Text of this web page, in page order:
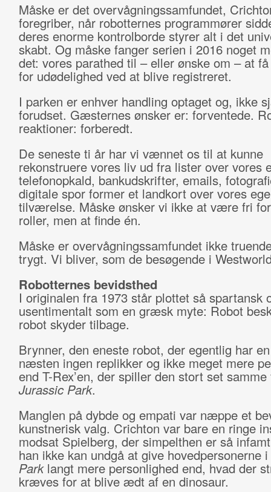
Måske er det overvågningssamfundet,
foregriber, når robotternes programmører
deres enorme kontrolborde styrer alt i det
skabt. Og måske fanger serien i 2016 noget
det: vores parathed til – eller ønske om – at
for udødelighed ved at blive registreret.
I parken er enhver handling optaget og, ikke
forudset. Gæsternes ønsker er: forventede.
reaktioner: forberedt.
De seneste ti år har vi vænnet os til at kunne
rekonstruere vores liv ud fra lister over vores
telefonopkald, bankudskrifter, emails,
digitale spor former et landkort over vores
tilværelse. Måske ønsker vi ikke at være fri
roller, men at finde én.
Måske er overvågningssamfundet ikke
trygt. Vi bliver, som de besøgende i
Robotternes bevidsthed
I originalen fra 1973 står plottet så spartansk
usentimentalt som en græsk myte: Robot
robot skyder tilbage.
Brynner, den eneste robot, der egentlig har
næsten ingen replikker og ikke meget mere
end T-Rex’en, der spiller den stort set
Jurassic Park.
Manglen på dybde og empati var næppe et
kunstnerisk valg. Crichton var bare en ringe
modsat Spielberg, der simpelthen er så
han ikke kan undgå at give hovedpersonerne i
Parklangt mere personlighed end, hvad der
kræves for at blive ædt af en dinosaur.